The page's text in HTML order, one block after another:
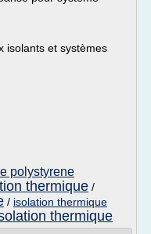
isolants et systèmes
polystyrene
thermique /
/ isolation thermique
thermique